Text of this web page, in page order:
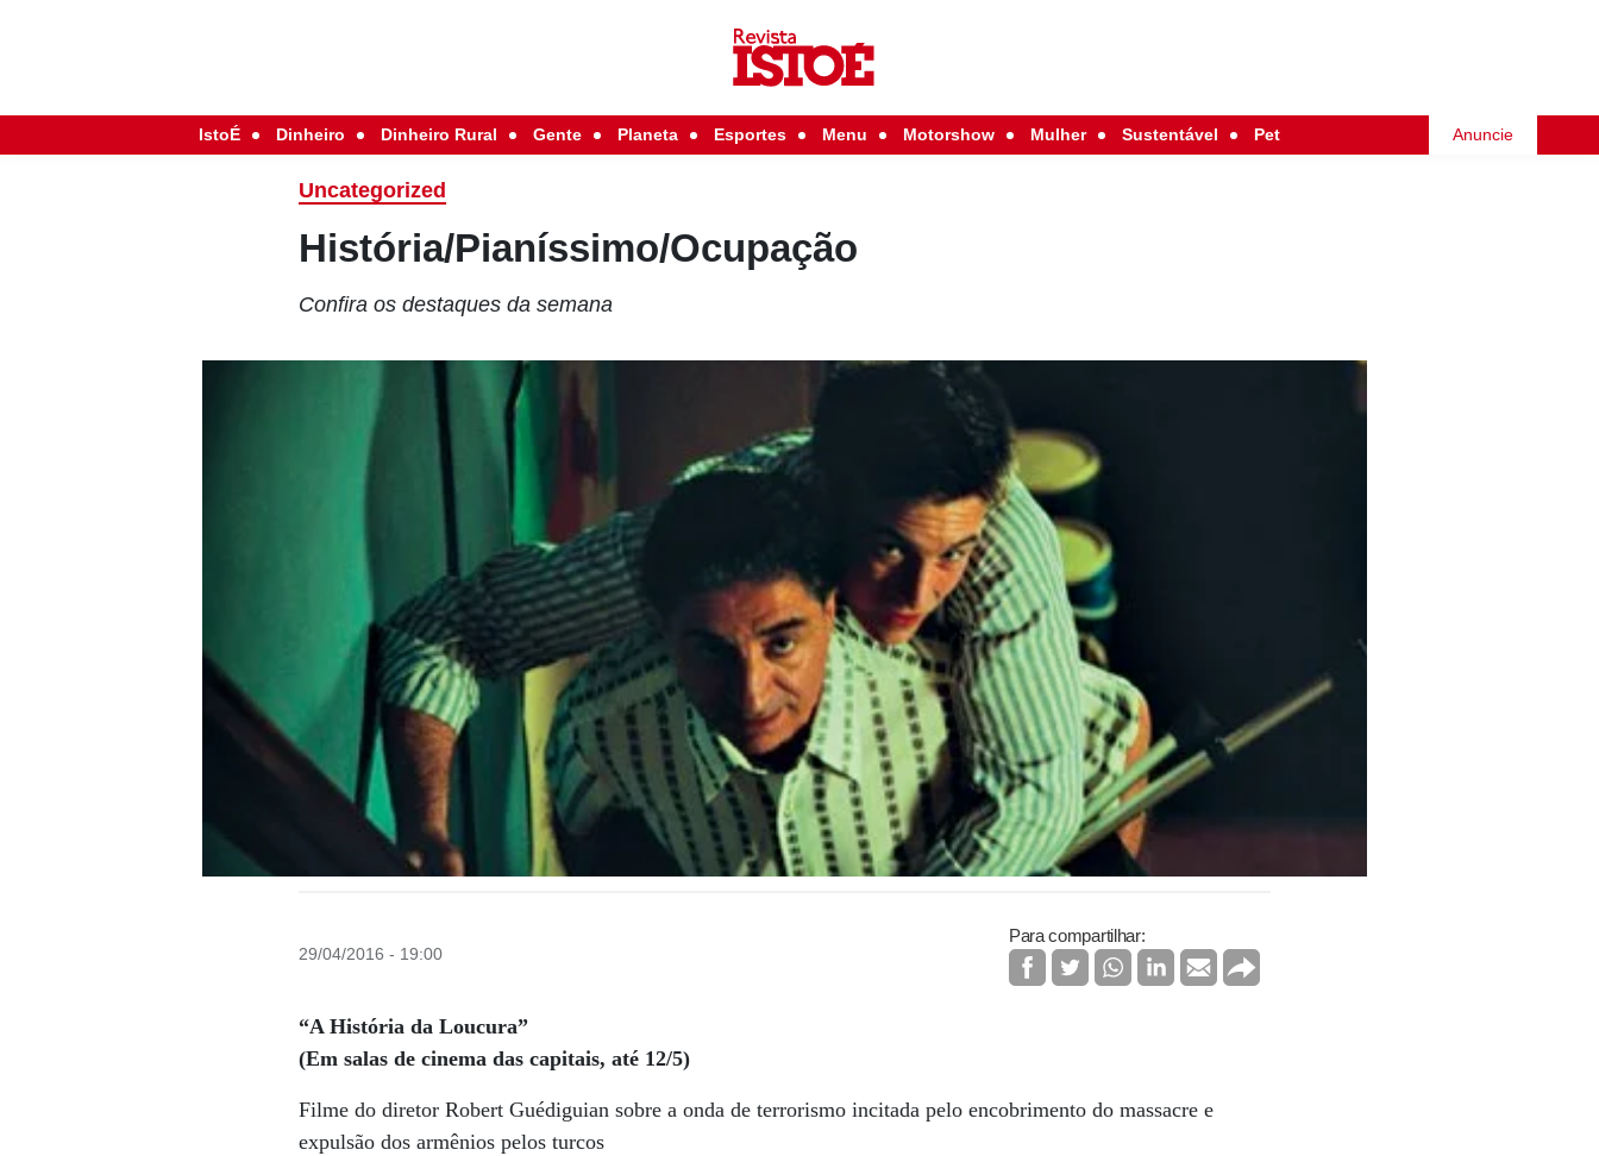
IstoÉ Dinheiro Dinheiro Rural Gente Planeta Esportes Menu Motorshow Mulher Sustentável Pet Anuncie
Uncategorized
História/Pianíssimo/Ocupação
Confira os destaques da semana
29/04/2016 - 19:00
Para compartilhar:
“A História da Loucura”
(Em salas de cinema das capitais, até 12/5)
Filme do diretor Robert Guédiguian sobre a onda de terrorismo incitada pelo encobrimento do massacre e
expulsão dos armênios pelos turcos